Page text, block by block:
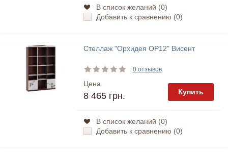
В список желаний (0)
Добавить к сравнению (0)
Стеллаж "Орхидея ОР12" Висент
0 отзывов
Цена
8 465 грн. Купить
В список желаний (0)
Добавить к сравнению (0)